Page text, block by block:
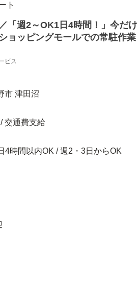
ト
「週2～OK1日4時間！」今だ
ョッピングモールでの常駐作
ビス
市 津田沼
交通費支給
4時間以内OK / 週2・3日からOK